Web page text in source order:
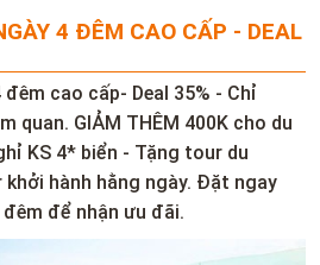
4 ĐÊM CAO CẤP - DEAL
cao cấp- Deal 35% - Chỉ
quan. GIẢM THÊM 400K cho du
KS 4* biển - Tặng tour du
khởi hành hằng ngày. Đặt ngay
để nhận ưu đãi.